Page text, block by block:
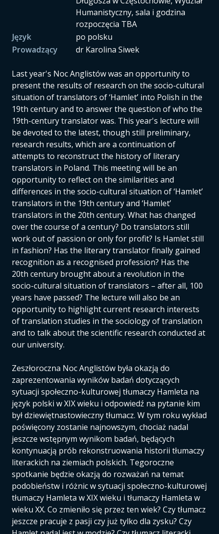
Humanistyczny, sala i godzina
rozpoczęcia TBA
Język
po polsku
Prowadzący
dr Karolina Siwek
Last year's Noc Anglistów was an opportunity to
present the results of research on the socio-cultural
situation of translators of ‘Hamlet’ into Polish in the
19th century and to answer the question of who the
19th-century translator was. This year's lecture will
be devoted to the latest, though still preliminary,
research results, which are a continuation of
attempts to reconstruct the history of literary
translators in Poland. This meeting will be an
opportunity to reflect on the similarities and
differences in the socio-cultural situation of ‘Hamlet’
translators in the 19th century and ‘Hamlet’
translators in the 20th century. What has changed
over the course of a century? Do translators still
work out of passion or only for profit? Is Hamlet still
in fashion? Has the literary translator finally gained
recognition as a recognised profession? Has the
20th century brought about a revolution in the
socio-cultural situation of translators – after all, 100
years have passed? The lecture will also be an
opportunity to highlight current research interests
of translation studies in the sociology of translation
and to talk about the scientific research conducted at
our university.
Zeszłoroczna Noc Anglistów była okazją do
zaprezentowania wyników badań dotyczących
sytuacji społeczno-kulturowej tłumaczy Hamleta na
język polski w XIX wieku i odpowiedź na pytanie kim
był dziewiętnastowieczny tłumacz. W tym roku wykład
poświęcony zostanie najnowszym, chociaż nadal
jeszcze wstępnym wynikom badań, będących
kontynuacją prób rekonstruowania historii tłumaczy
literackich na ziemiach polskich. Tegoroczne
spotkanie będzie okazją do rozważań na temat
podobieństw i różnic w sytuacji społeczno-kulturowej
tłumaczy Hamleta w XIX wieku i tłumaczy Hamleta w
wieku XX. Co zmieniło się przez ten wiek? Czy tłumacz
jeszcze pracuje z pasji czy już tylko dla zysku? Czy